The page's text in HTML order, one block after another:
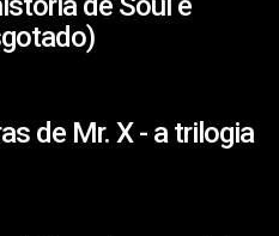
de Mr. X - a trilogia